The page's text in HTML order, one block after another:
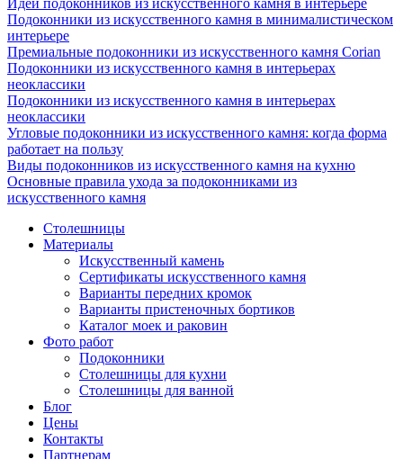
Подоконники из искусственного камня в минималистическом
интерьере
Премиальные подоконники из искусственного камня Corian
Подоконники из искусственного камня в интерьерах
неоклассики
Подоконники из искусственного камня в интерьерах
неоклассики
Угловые подоконники из искусственного камня: когда форма
работает на пользу
Виды подоконников из искусственного камня на кухню
Основные правила ухода за подоконниками из
искусственного камня
Столешницы
Материалы
Искусственный камень
Сертификаты искусственного камня
Варианты передних кромок
Варианты пристеночных бортиков
Каталог моек и раковин
Фото работ
Подоконники
Столешницы для кухни
Столешницы для ванной
Блог
Цены
Контакты
Партнерам